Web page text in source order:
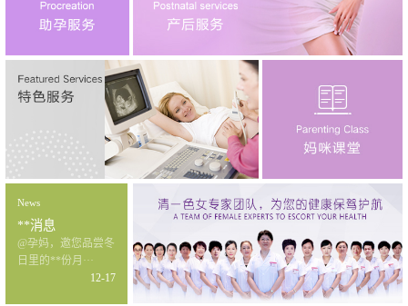
News
**消息
@孕妈，邀您品尝冬
日里的**份月···
12-17